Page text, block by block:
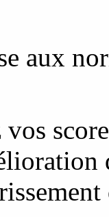
aux
vos